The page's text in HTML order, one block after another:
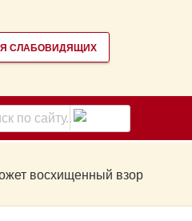
СЛАБОВИДЯЩИХ
восхищенный взор